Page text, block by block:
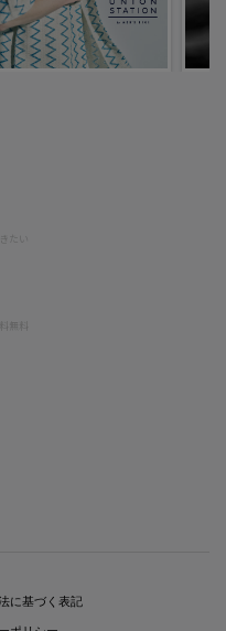
たい
無料
に基づく表記